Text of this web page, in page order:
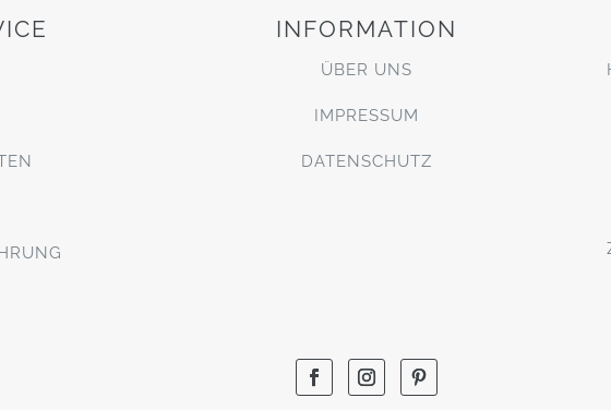
INFORMATION
ÜBER UNS
IMPRESSUM
DATENSCHUTZ